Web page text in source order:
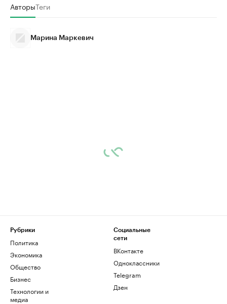
АвторыТеги
Марина Маркевич
Рубрики
Политика
Экономика
Общество
Бизнес
Технологии и
медиа
Социальные
сети
ВКонтакте
Одноклассники
Telegram
Дзен